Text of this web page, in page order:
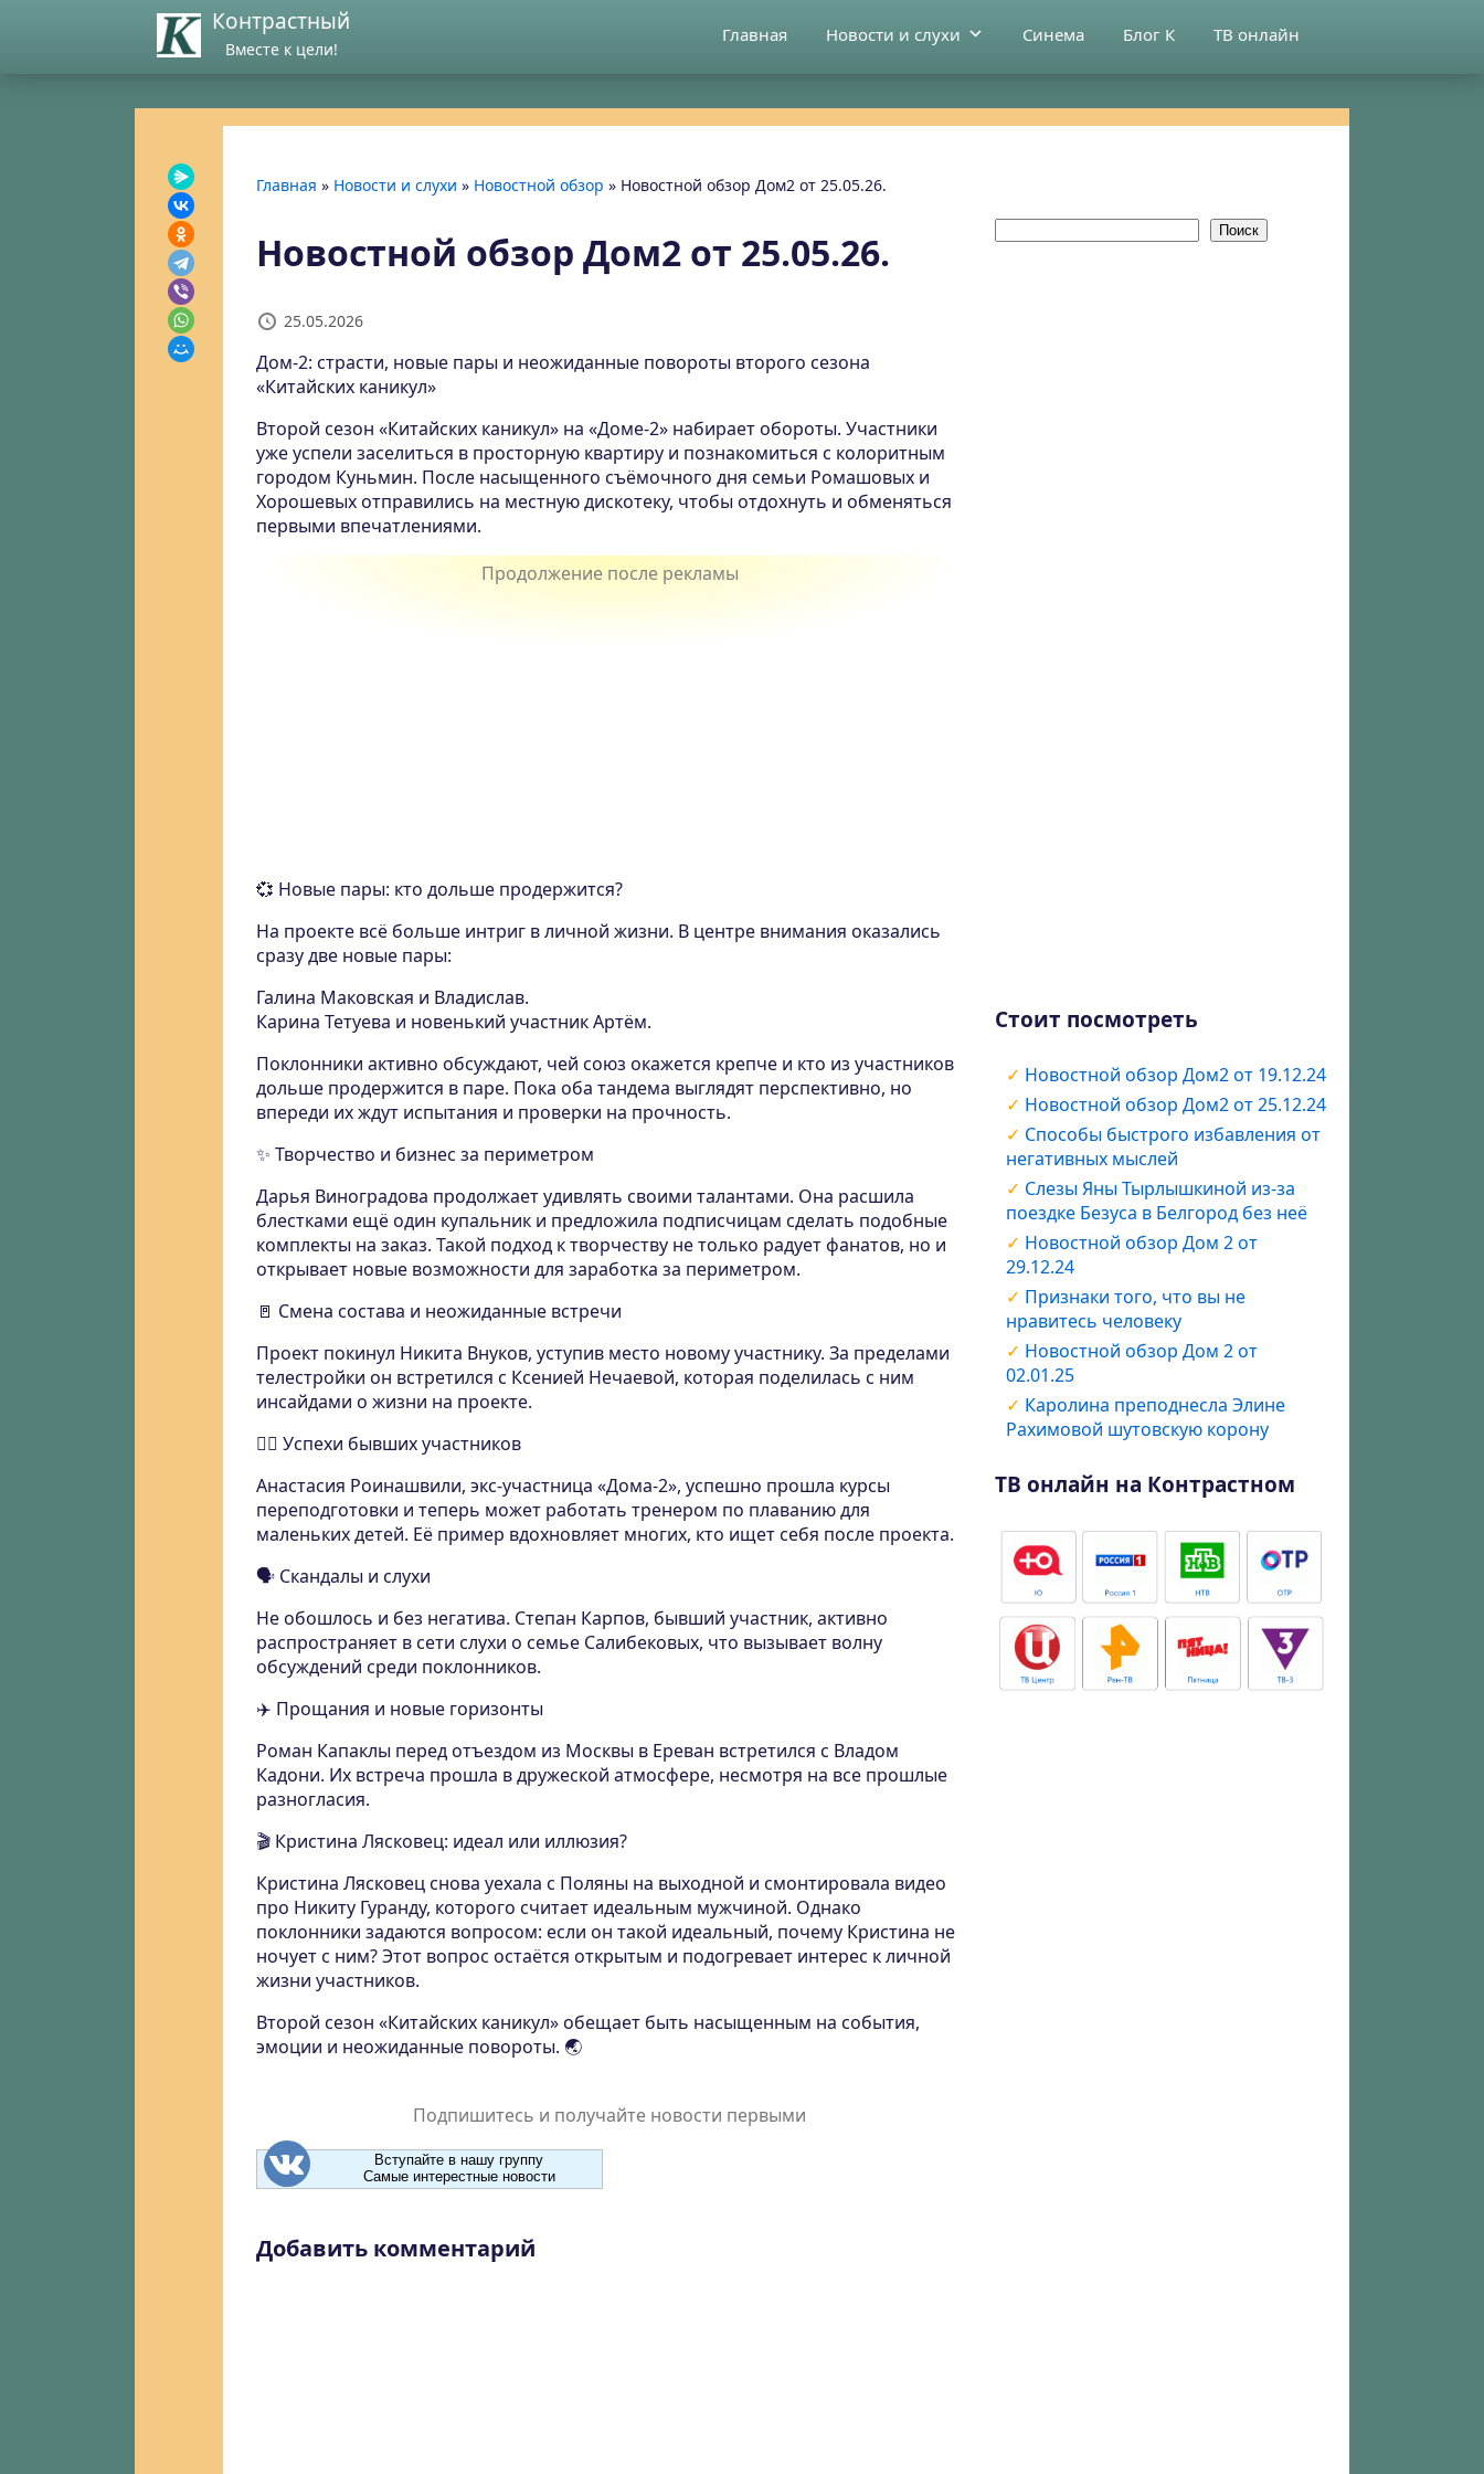
Контрастный
Вместе к цели!
Главная Новости и слухи Синема Блог К ТВ онлайн
Главная » Новости и слухи » Новостной обзор » Новостной обзор Дом2 от 25.05.26.
Новостной обзор Дом2 от 25.05.26.
25.05.2026
Дом-2: страсти, новые пары и неожиданные повороты второго сезона
«Китайских каникул»
Второй сезон «Китайских каникул» на «Доме-2» набирает обороты. Участники
уже успели заселиться в просторную квартиру и познакомиться с колоритным
городом Куньмин. После насыщенного съёмочного дня семьи Ромашовых и
Хорошевых отправились на местную дискотеку, чтобы отдохнуть и обменяться
первыми впечатлениями.
💞 Новые пары: кто дольше продержится?
На проекте всё больше интриг в личной жизни. В центре внимания оказались
сразу две новые пары:
Галина Маковская и Владислав.
Карина Тетуева и новенький участник Артём.
Поклонники активно обсуждают, чей союз окажется крепче и кто из участников
дольше продержится в паре. Пока оба тандема выглядят перспективно, но
впереди их ждут испытания и проверки на прочность.
✨ Творчество и бизнес за периметром
Дарья Виноградова продолжает удивлять своими талантами. Она расшила
блестками ещё один купальник и предложила подписчицам сделать подобные
комплекты на заказ. Такой подход к творчеству не только радует фанатов, но и
открывает новые возможности для заработка за периметром.
🚪 Смена состава и неожиданные встречи
Проект покинул Никита Внуков, уступив место новому участнику. За пределами
телестройки он встретился с Ксенией Нечаевой, которая поделилась с ним
инсайдами о жизни на проекте.
🏊‍♀️ Успехи бывших участников
Анастасия Роинашвили, экс-участница «Дома-2», успешно прошла курсы
переподготовки и теперь может работать тренером по плаванию для
маленьких детей. Её пример вдохновляет многих, кто ищет себя после проекта.
🗣️ Скандалы и слухи
Не обошлось и без негатива. Степан Карпов, бывший участник, активно
распространяет в сети слухи о семье Салибековых, что вызывает волну
обсуждений среди поклонников.
✈️ Прощания и новые горизонты
Роман Капаклы перед отъездом из Москвы в Ереван встретился с Владом
Кадони. Их встреча прошла в дружеской атмосфере, несмотря на все прошлые
разногласия.
🎬 Кристина Лясковец: идеал или иллюзия?
Кристина Лясковец снова уехала с Поляны на выходной и смонтировала видео
про Никиту Гуранду, которого считает идеальным мужчиной. Однако
поклонники задаются вопросом: если он такой идеальный, почему Кристина не
ночует с ним? Этот вопрос остаётся открытым и подогревает интерес к личной
жизни участников.
Второй сезон «Китайских каникул» обещает быть насыщенным на события,
эмоции и неожиданные повороты. 🌏
Подпишитесь и получайте новости первыми
Вступайте в нашу группу
Самые интерестные новости
Добавить комментарий
Поиск
Стоит посмотреть
Новостной обзор Дом2 от 19.12.24
Новостной обзор Дом2 от 25.12.24
Способы быстрого избавления от
негативных мыслей
Слезы Яны Тырлышкиной из-за
поездке Безуса в Белгород без неё
Новостной обзор Дом 2 от
29.12.24
Признаки того, что вы не
нравитесь человеку
Новостной обзор Дом 2 от
02.01.25
Каролина преподнесла Элине
Рахимовой шутовскую корону
ТВ онлайн на Контрастном